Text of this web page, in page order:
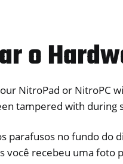
NitroPC
o
NitroPad or NitroPC
tampered with during
parafusos no fundo do
você recebeu uma foto